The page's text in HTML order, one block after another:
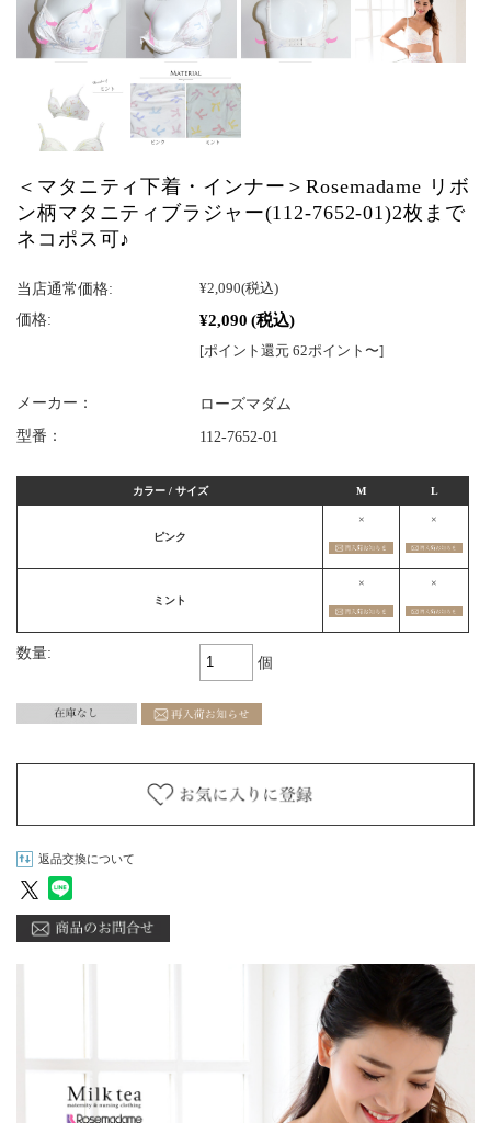
＜マタニティ下着・インナー＞Rosemadame リボ
ン柄マタニティブラジャー(112-7652-01)2枚まで
ネコポス可♪
当店通常価格: ¥2,090(税込)
価格: ¥2,090 (税込)
[ポイント還元 62ポイント〜]
メーカー：
ローズマダム
型番：
112-7652-01
カラー / サイズ M L
ピンク
× ×
ミント
× ×
数量:
個
返品交換について